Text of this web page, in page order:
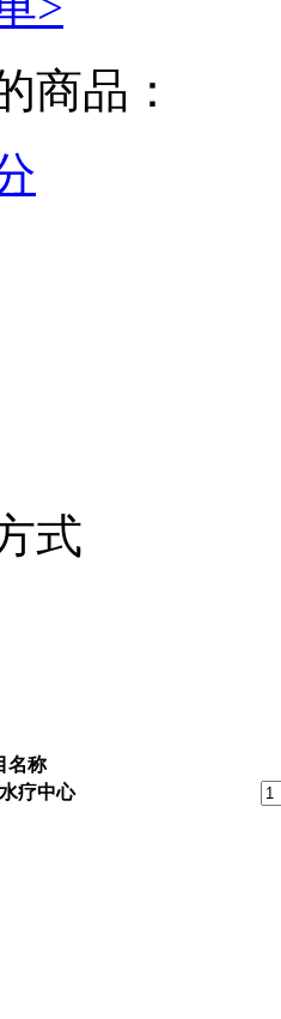
商品：
式
名称
疗中心